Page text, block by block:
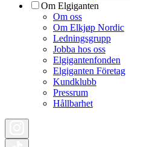
Om Elgiganten
Om oss
Om Elkjøp Nordic
Ledningsgrupp
Jobba hos oss
Elgigantenfonden
Elgiganten Företag
Kundklubb
Pressrum
Hållbarhet